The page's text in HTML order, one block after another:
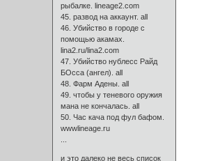
рыбалке. lineage2.com
45. развод на аккаунт. all
46. Убийство в городе с
помощью акамах.
lina2.ru/lina2.com
47. Убийство нублесс Райд
БОсса (ангел). all
48. Фарм Адены. all
49. чтобы у теневого оружия
мана не кончалась. all
50. Час кача под фул бафом.
wwwlineage.ru
...
и это далеко не весь список